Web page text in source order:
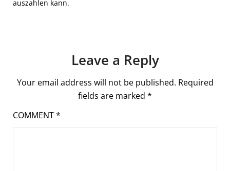
auszahlen kann.
Leave a Reply
Your email address will not be published. Required
fields are marked *
COMMENT*